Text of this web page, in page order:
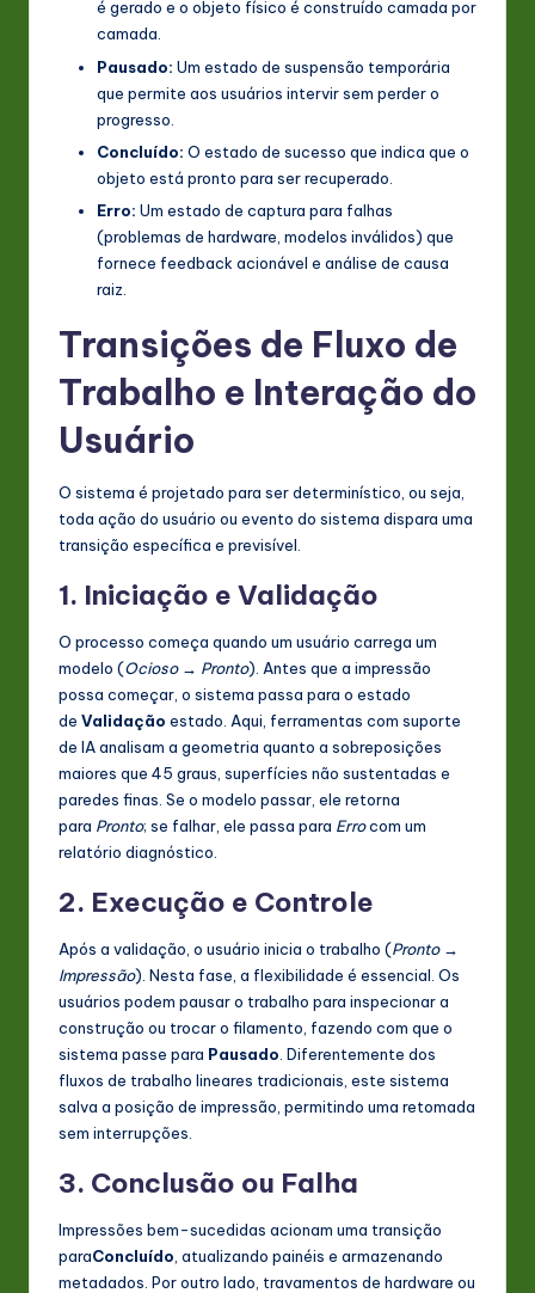
é gerado e o objeto físico é construído camada por
camada.
Pausado: Um estado de suspensão temporária
que permite aos usuários intervir sem perder o
progresso.
Concluído: O estado de sucesso que indica que o
objeto está pronto para ser recuperado.
Erro: Um estado de captura para falhas
(problemas de hardware, modelos inválidos) que
fornece feedback acionável e análise de causa
raiz.
Transições de Fluxo de
Trabalho e Interação do
Usuário
O sistema é projetado para ser determinístico, ou seja,
toda ação do usuário ou evento do sistema dispara uma
transição específica e previsível.
1. Iniciação e Validação
O processo começa quando um usuário carrega um
modelo (Ocioso → Pronto). Antes que a impressão
possa começar, o sistema passa para o estado
de Validação estado. Aqui, ferramentas com suporte
de IA analisam a geometria quanto a sobreposições
maiores que 45 graus, superfícies não sustentadas e
paredes finas. Se o modelo passar, ele retorna
para Pronto; se falhar, ele passa para Errocom um
relatório diagnóstico.
2. Execução e Controle
Após a validação, o usuário inicia o trabalho (Pronto →
Impressão). Nesta fase, a flexibilidade é essencial. Os
usuários podem pausar o trabalho para inspecionar a
construção ou trocar o filamento, fazendo com que o
sistema passe para Pausado . Diferentemente dos
fluxos de trabalho lineares tradicionais, este sistema
salva a posição de impressão, permitindo uma retomada
sem interrupções.
3. Conclusão ou Falha
Impressões bem-sucedidas acionam uma transição
paraConcluído , atualizando painéis e armazenando
metadados. Por outro lado, travamentos de hardware ou